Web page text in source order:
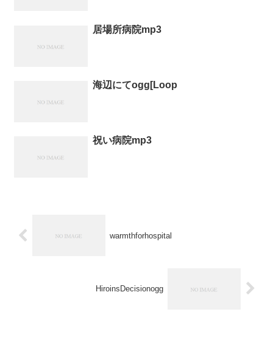
居場所病院mp3
海辺にてogg[Loop
祝い病院mp3
warmthforhospital
HiroinsDecisionogg